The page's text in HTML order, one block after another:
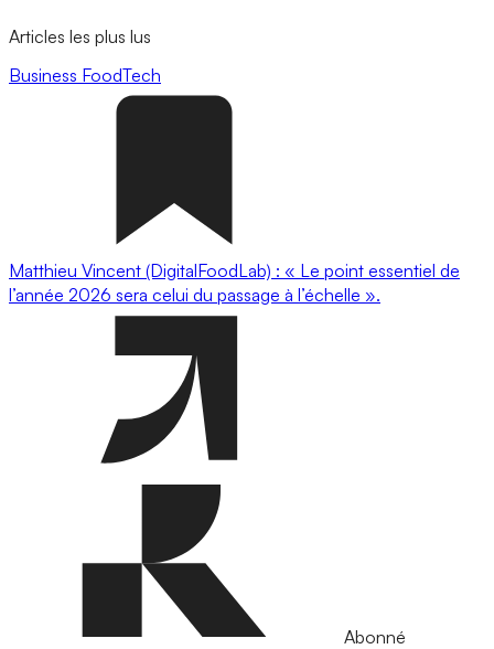
Articles les plus lus
Business FoodTech
Matthieu Vincent (DigitalFoodLab) : « Le point essentiel de
l’année 2026 sera celui du passage à l’échelle ».
Abonné